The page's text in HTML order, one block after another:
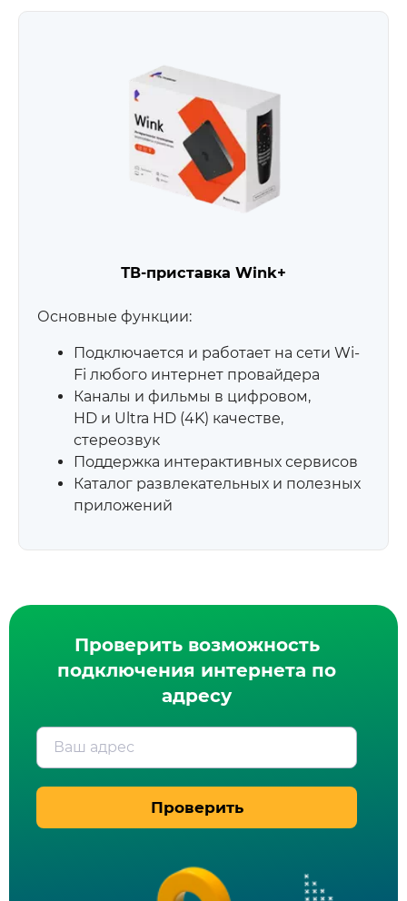
ТВ-приставка Wink+
Основные функции:
Подключается и работает на сети Wi-
Fi любого интернет провайдера
Каналы и фильмы в цифровом,
HD и Ultra HD (4K) качестве,
стереозвук
Поддержка интерактивных сервисов
Каталог развлекательных и полезных
приложений
Проверить возможность
подключения интернета по
адресу
Ваш адрес
Проверить